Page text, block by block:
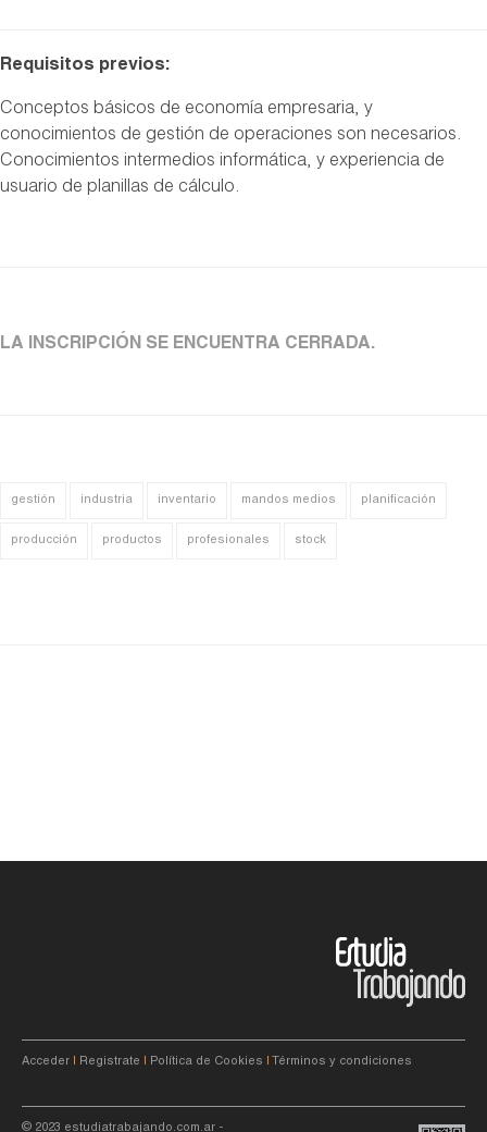
Requisitos previos:
Conceptos básicos de economía empresaria, y
conocimientos de gestión de operaciones son necesarios.
Conocimientos intermedios informática, y experiencia de
usuario de planillas de cálculo.
LA INSCRIPCIÓN SE ENCUENTRA CERRADA.
gestión industria inventario mandos medios planificación
producción productos profesionales stock
Acceder Registrate Política de Cookies Términos y condiciones
© 2023 estudiatrabajando.com.ar -